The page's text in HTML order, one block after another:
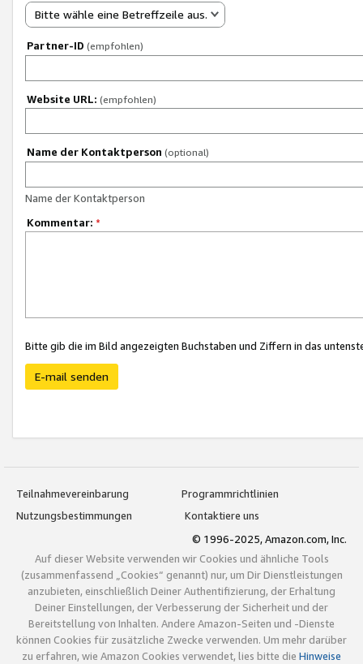
Bitte wähle eine Betreffzeile aus.
Partner-ID (empfohlen)
Website URL: (empfohlen)
Name der Kontaktperson (optional)
Name der Kontaktperson
Kommentar: *
Bitte gib die im Bild angezeigten Buchstaben und Ziffern in das
E-mail senden
Teilnahmevereinbarung
Programmrichtlinien
Nutzungsbestimmungen
Kontaktiere uns
© 1996-2025, Amazon.com, Inc.
Auf dieser Website verwenden wir Cookies und ähnliche Tools
(zusammenfassend „Cookies“ genannt) nur, um Dir Dienstleistungen
anzubieten, einschließlich Deiner Authentifizierung, der Erhaltung
Deiner Einstellungen, der Verbesserung der Sicherheit und der
Bereitstellung von Inhalten. Andere Amazon-Seiten und -Dienste
können Cookies für zusätzliche Zwecke verwenden. Um mehr darüber
zu erfahren, wie Amazon Cookies verwendet, lies bitte die Hinweise